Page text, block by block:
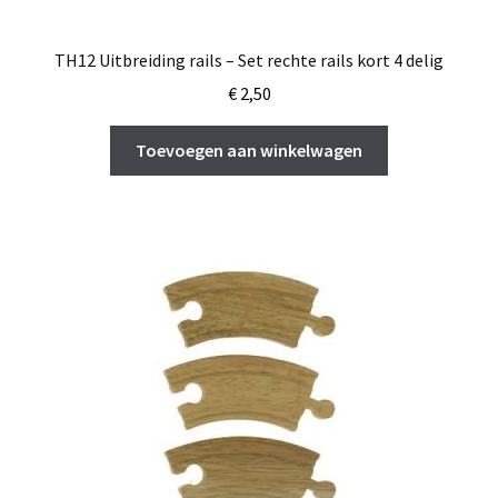
TH12 Uitbreiding rails – Set rechte rails kort 4 delig
€2,50
Toevoegen aan winkelwagen